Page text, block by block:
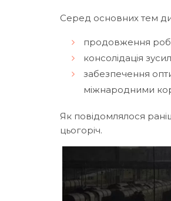
Серед основних тем
продовження
консолідація
забезпечення
міжнародними
Як повідомлялося
цьогоріч.